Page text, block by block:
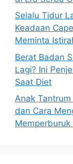
Selalu Tidur
Keadaan
Meminta
Berat Badan
Lagi? Ini
Saat Diet
Anak
dan Cara
Memperburuk